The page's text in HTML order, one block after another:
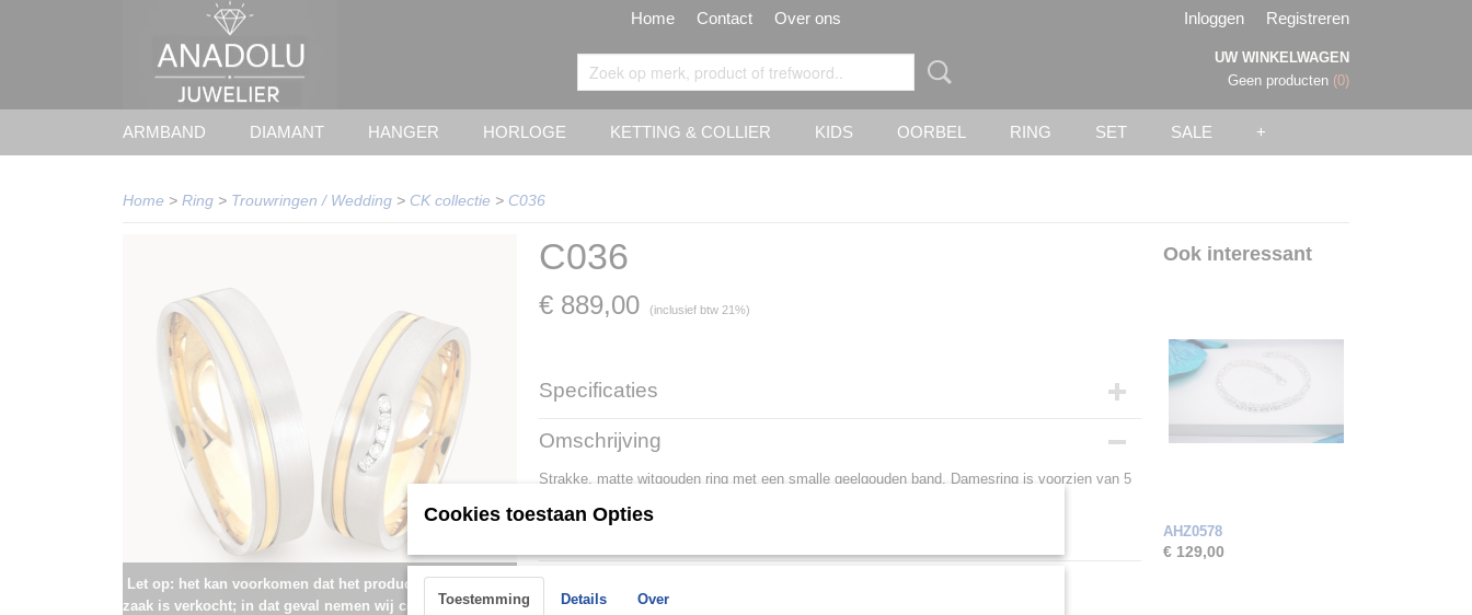
Home Contact Over ons Inloggen Registreren
UW WINKELWAGEN
Geen producten (0)
ARMBAND DIAMANT HANGER HORLOGE KETTING & COLLIER KIDS OORBEL RING SET SALE +
Home > Ring > Trouwringen / Wedding > CK collectie > C036
Let op: het kan voorkomen dat het product onlangs in de
zaak is verkocht; in dat geval nemen wij contact met u op.
C036
€ 889,00 (inclusief btw 21%)
Specificaties
Artikelnummer
Materiaal
Goud Karaat
14 Karaat
Omschrijving
Strakke, matte witgouden ring met een smalle geelgouden band. Damesring is voorzien van 5
Ook interessant
AHZ0578
€ 129,00
Cookies toestaan Opties
Toestemming Details Over